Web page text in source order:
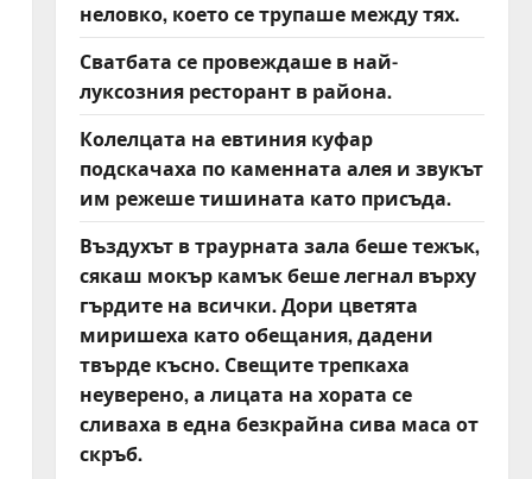
неловко, което се трупаше между тях.
Сватбата се провеждаше в най-
луксозния ресторант в района.
Колелцата на евтиния куфар
подскачаха по каменната алея и звукът
им режеше тишината като присъда.
Въздухът в траурната зала беше тежък,
сякаш мокър камък беше легнал върху
гърдите на всички. Дори цветята
миришеха като обещания, дадени
твърде късно. Свещите трепкаха
неуверено, а лицата на хората се
сливаха в една безкрайна сива маса от
скръб.